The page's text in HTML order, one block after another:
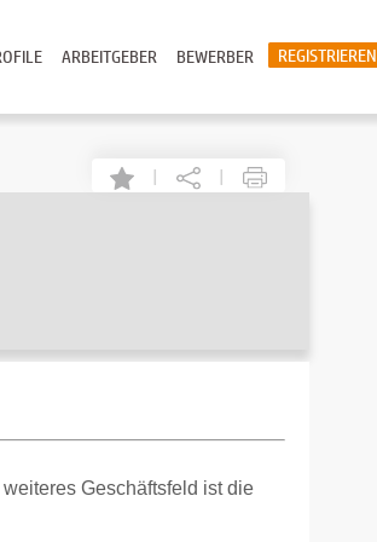
REGISTRIEREN
BEWERBER
ARBEITGEBER
| |
Geschäftsfeld ist die